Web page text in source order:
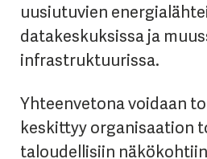
uusiutuvien
datakeskuksissa ja
infrastruktuurissa.
Yhteenvetona voidaan
keskittyy organisaation
taloudellisiin